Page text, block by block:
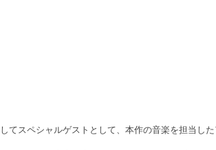
スペシャルゲストとして、本作の音楽を担当し